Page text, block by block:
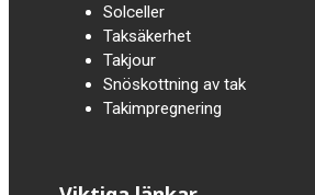
Solceller
Taksäkerhet
Takjour
Snöskottning av tak
Takimpregnering